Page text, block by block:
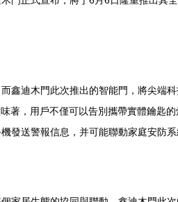
鑫迪木門此次推出的智能門，將尖端
著，用戶不僅可以告別攜帶實體鑰
發送警報信息，并可能聯動家庭安防